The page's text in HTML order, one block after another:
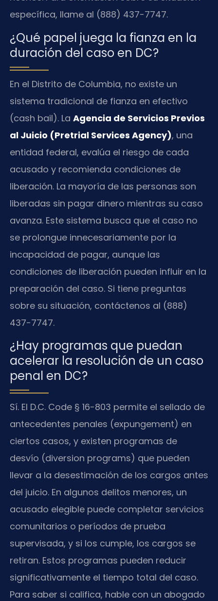
específica, llame al (888) 437-7747.
¿Qué papel juega la fianza en la
duración del caso en DC?
En el Distrito de Columbia, no existe un
sistema tradicional de fianza en efectivo
(cash bail). La Agencia de Servicios Previos
al Juicio (Pretrial Services Agency), una
entidad federal, evalúa el riesgo de cada
acusado y recomienda condiciones de
liberación. La mayoría de las personas son
liberadas sin pagar dinero mientras su caso
avanza. Este sistema busca que el caso no
se prolongue innecesariamente por la
incapacidad de pagar, aunque las
condiciones de liberación pueden influir en la
preparación del caso. Si tiene preguntas
sobre su situación, contáctenos al (888)
437-7747.
¿Hay programas que puedan
acelerar la resolución de un caso
penal en DC?
Sí. El D.C. Code § 16-803 permite el sellado de
antecedentes penales (expungement) en
ciertos casos, y existen programas de
desvío (diversion programs) que pueden
llevar a la desestimación de los cargos antes
del juicio. En algunos delitos menores, un
acusado elegible puede completar servicios
comunitarios o períodos de prueba
supervisada, y si los cumple, los cargos se
retiran. Estos programas pueden reducir
significativamente el tiempo total del caso.
Para saber si califica, hable con un abogado